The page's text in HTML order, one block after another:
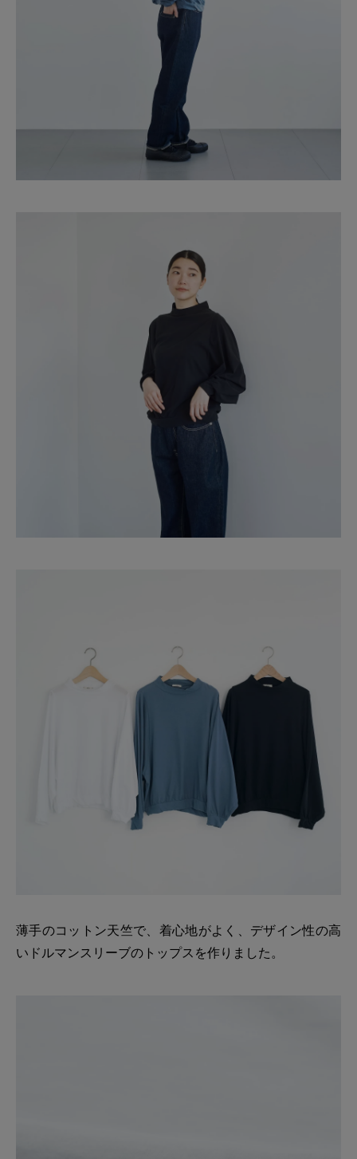
薄手のコットン天竺で、着心地がよく、デザイン性の高
いドルマンスリーブのトップスを作りました。